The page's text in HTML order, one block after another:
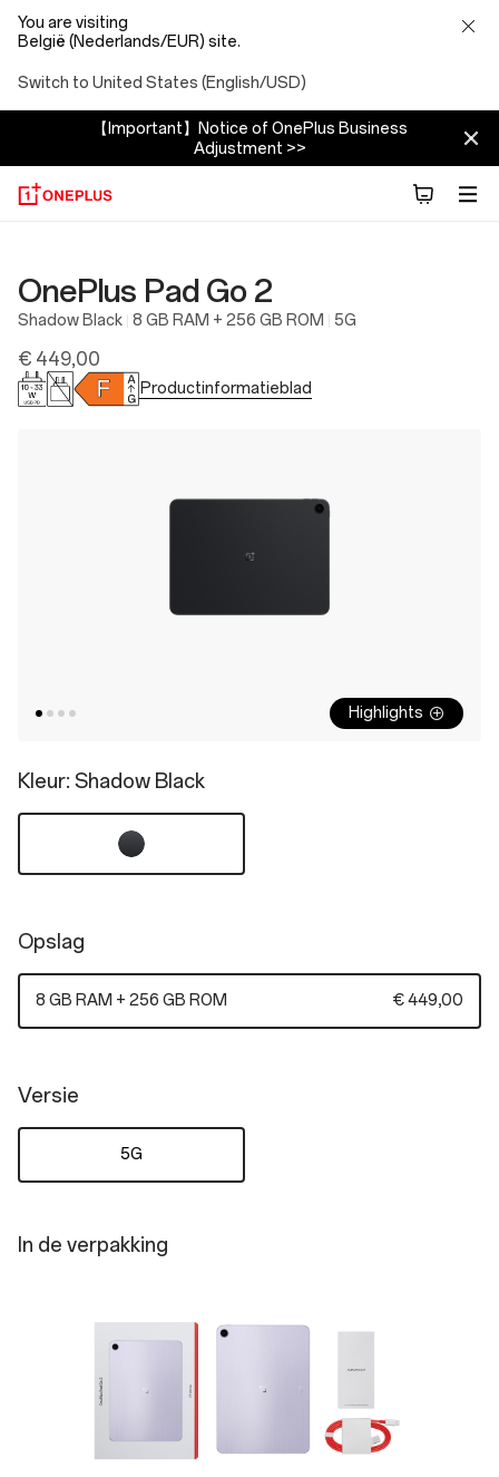
You are visiting
België (Nederlands/EUR) site.
Switch to United States (English/USD)
【Important】Notice of OnePlus Business
Adjustment >>
OnePlus Pad Go 2
Shadow Black 8 GB RAM + 256 GB ROM 5G
€ 449,00
Productinformatieblad
Highlights
Kleur: Shadow Black
Opslag
8 GB RAM + 256 GB ROM € 449,00
Versie
5G
In de verpakking